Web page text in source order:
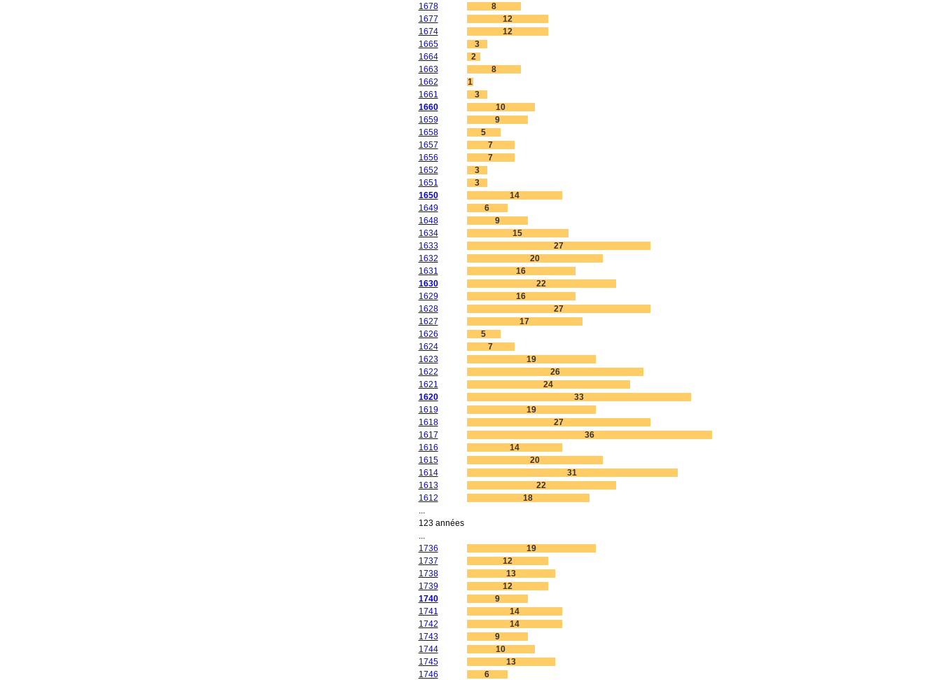
1678
8
1677
12
1674
12
1665
3
1664
2
1663
8
1662
1
1661
3
1660
10
1659
9
1658
5
1657
7
1656
7
1652
3
1651
3
1650
14
1649
6
1648
9
1634
15
1633
27
1632
20
1631
16
1630
22
1629
16
1628
27
1627
17
1626
5
1624
7
1623
19
1622
26
1621
24
1620
33
1619
19
1618
27
1617
36
1616
14
1615
20
1614
31
1613
22
1612
18
123 années
1736
19
1737
12
1738
13
1739
12
1740
9
1741
14
1742
14
1743
9
1744
10
1745
13
1746
6